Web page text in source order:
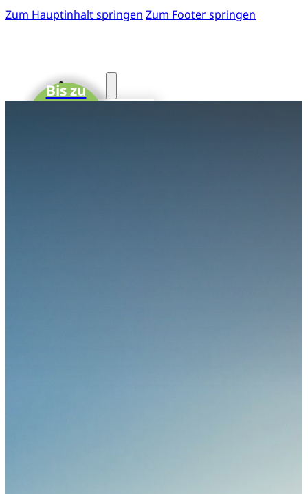
Zum Hauptinhalt springen Zum Footer springen
Start
Bis zu
15 CME-